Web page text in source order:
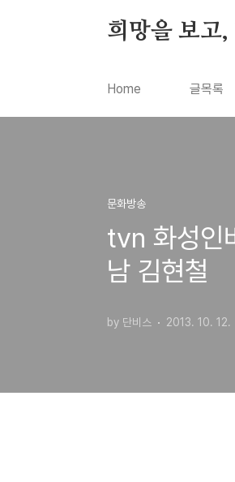
희망을 보고,
Home 글목록
문화방송
tvn 화성인
남 김현철
by 단비스 2013. 10. 12.